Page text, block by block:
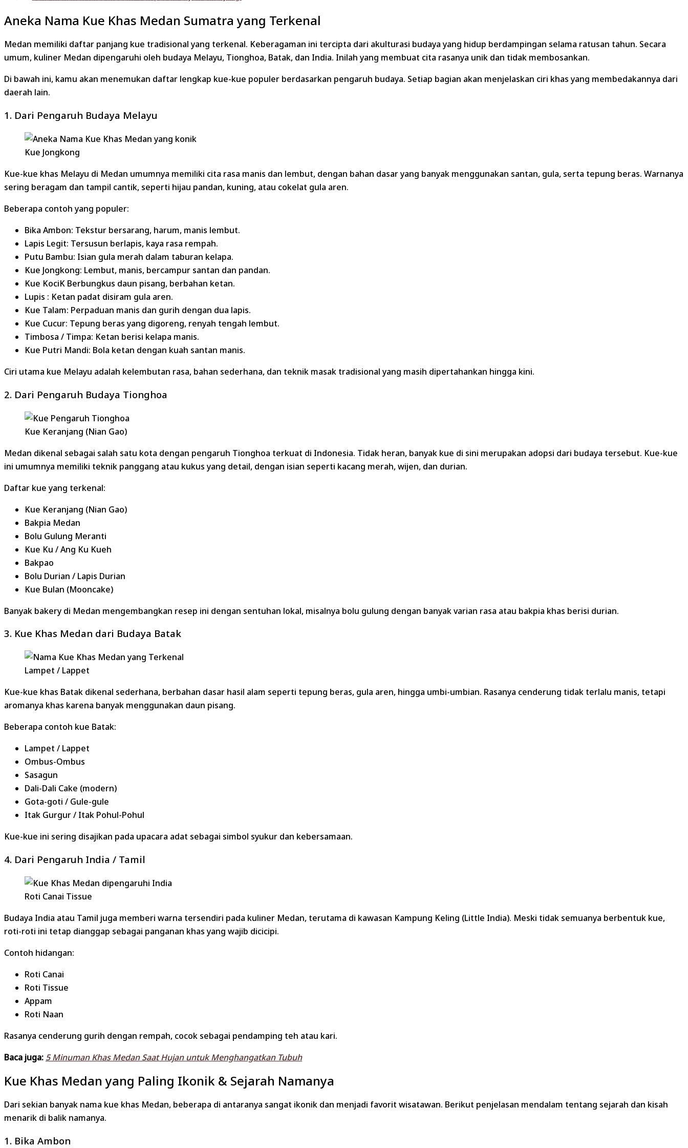
Aneka Nama Kue Khas Medan Sumatra yang Terkenal
Medan memiliki daftar panjang kue tradisional yang terkenal. Keberagaman ini tercipta dari akulturasi budaya yang hidup berdampingan selama ratusan tahun. Secara
umum, kuliner Medan dipengaruhi oleh budaya Melayu, Tionghoa, Batak, dan India. Inilah yang membuat cita rasanya unik dan tidak membosankan.
Di bawah ini, kamu akan menemukan daftar lengkap kue-kue populer berdasarkan pengaruh budaya. Setiap bagian akan menjelaskan ciri khas yang membedakannya dari
daerah lain.
1. Dari Pengaruh Budaya Melayu
Kue Jongkong
Kue-kue khas Melayu di Medan umumnya memiliki cita rasa manis dan lembut, dengan bahan dasar yang banyak menggunakan santan, gula, serta tepung beras. Warnanya
sering beragam dan tampil cantik, seperti hijau pandan, kuning, atau cokelat gula aren.
Beberapa contoh yang populer:
Bika Ambon: Tekstur bersarang, harum, manis lembut.
Lapis Legit: Tersusun berlapis, kaya rasa rempah.
Putu Bambu: Isian gula merah dalam taburan kelapa.
Kue Jongkong: Lembut, manis, bercampur santan dan pandan.
Kue KociK Berbungkus daun pisang, berbahan ketan.
Lupis : Ketan padat disiram gula aren.
Kue Talam: Perpaduan manis dan gurih dengan dua lapis.
Kue Cucur: Tepung beras yang digoreng, renyah tengah lembut.
Timbosa / Timpa: Ketan berisi kelapa manis.
Kue Putri Mandi: Bola ketan dengan kuah santan manis.
Ciri utama kue Melayu adalah kelembutan rasa, bahan sederhana, dan teknik masak tradisional yang masih dipertahankan hingga kini.
2. Dari Pengaruh Budaya Tionghoa
Kue Keranjang (Nian Gao)
Medan dikenal sebagai salah satu kota dengan pengaruh Tionghoa terkuat di Indonesia. Tidak heran, banyak kue di sini merupakan adopsi dari budaya tersebut. Kue-kue
ini umumnya memiliki teknik panggang atau kukus yang detail, dengan isian seperti kacang merah, wijen, dan durian.
Daftar kue yang terkenal:
Kue Keranjang (Nian Gao)
Bakpia Medan
Bolu Gulung Meranti
Kue Ku / Ang Ku Kueh
Bakpao
Bolu Durian / Lapis Durian
Kue Bulan (Mooncake)
Banyak bakery di Medan mengembangkan resep ini dengan sentuhan lokal, misalnya bolu gulung dengan banyak varian rasa atau bakpia khas berisi durian.
3. Kue Khas Medan dari Budaya Batak
Lampet / Lappet
Kue-kue khas Batak dikenal sederhana, berbahan dasar hasil alam seperti tepung beras, gula aren, hingga umbi-umbian. Rasanya cenderung tidak terlalu manis, tetapi
aromanya khas karena banyak menggunakan daun pisang.
Beberapa contoh kue Batak:
Lampet / Lappet
Ombus-Ombus
Sasagun
Dali-Dali Cake (modern)
Gota-goti / Gule-gule
Itak Gurgur / Itak Pohul-Pohul
Kue-kue ini sering disajikan pada upacara adat sebagai simbol syukur dan kebersamaan.
4. Dari Pengaruh India / Tamil
Roti Canai Tissue
Budaya India atau Tamil juga memberi warna tersendiri pada kuliner Medan, terutama di kawasan Kampung Keling (Little India). Meski tidak semuanya berbentuk kue,
roti-roti ini tetap dianggap sebagai panganan khas yang wajib dicicipi.
Contoh hidangan:
Roti Canai
Roti Tissue
Appam
Roti Naan
Rasanya cenderung gurih dengan rempah, cocok sebagai pendamping teh atau kari.
Baca juga: 5 Minuman Khas Medan Saat Hujan untuk Menghangatkan Tubuh
Kue Khas Medan yang Paling Ikonik & Sejarah Namanya
Dari sekian banyak nama kue khas Medan, beberapa di antaranya sangat ikonik dan menjadi favorit wisatawan. Berikut penjelasan mendalam tentang sejarah dan kisah
menarik di balik namanya.
1. Bika Ambon